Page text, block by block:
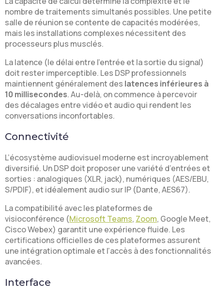
nombre de traitements simultanés possibles. Une petite
salle de réunion se contente de capacités modérées,
mais les installations complexes nécessitent des
processeurs plus musclés.
La latence (le délai entre l’entrée et la sortie du signal)
doit rester imperceptible. Les DSP professionnels
maintiennent généralement des latences inférieures à
10 millisecondes. Au-delà, on commence à percevoir
des décalages entre vidéo et audio qui rendent les
conversations inconfortables.
Connectivité
L’écosystème audiovisuel moderne est incroyablement
diversifié. Un DSP doit proposer une variété d’entrées et
sorties : analogiques (XLR, jack), numériques (AES/EBU,
S/PDIF), et idéalement audio sur IP (Dante, AES67).
La compatibilité avec les plateformes de
visioconférence (Microsoft Teams, Zoom, Google Meet,
Cisco Webex) garantit une expérience fluide. Les
certifications officielles de ces plateformes assurent
une intégration optimale et l’accès à des fonctionnalités
avancées.
Interface